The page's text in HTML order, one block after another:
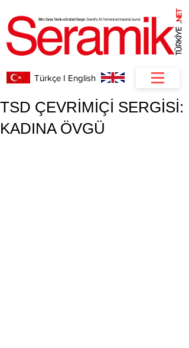
.
NET
Türkçe I English
TSD ÇEVRİMİÇİ SERGİSİ:
KADINA ÖVGÜ